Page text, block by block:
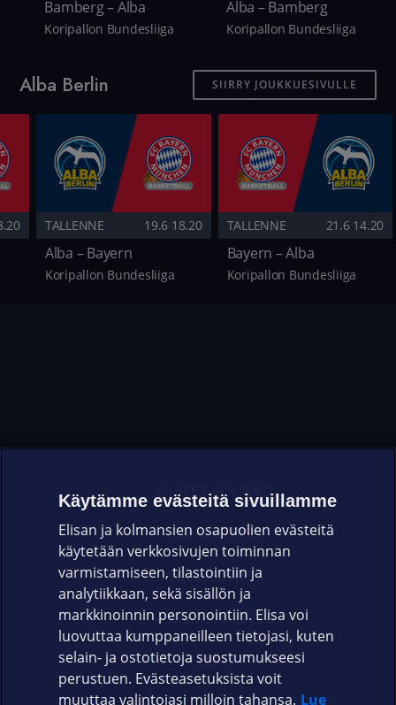
Bamberg – Alba
Koripallon Bundesliiga
Alba – Bamberg
Koripallon Bundesliiga
Alba Berlin SIIRRY JOUKKUESIVULLE
TALLENNE 19.6 18.20
Alba – Bayern
Koripallon Bundesliiga
TALLENNE 21.6 14.20
Bayern – Alba
Koripallon Bundesliiga
OHJEET JA VINKIT
OMAYHTEISÖ
VIANSELVITYS
ASIAKASPALVELU
ELISA.FI
Käytämme evästeitä sivuillamme
Elisan ja kolmansien osapuolien evästeitä
käytetään verkkosivujen toiminnan
varmistamiseen, tilastointiin ja
analytiikkaan, sekä sisällön ja
markkinoinnin personointiin. Elisa voi
luovuttaa kumppaneilleen tietojasi, kuten
selain- ja ostotietoja suostumukseesi
perustuen. Evästeasetuksista voit
muuttaa valintojasi milloin tahansa. Lue